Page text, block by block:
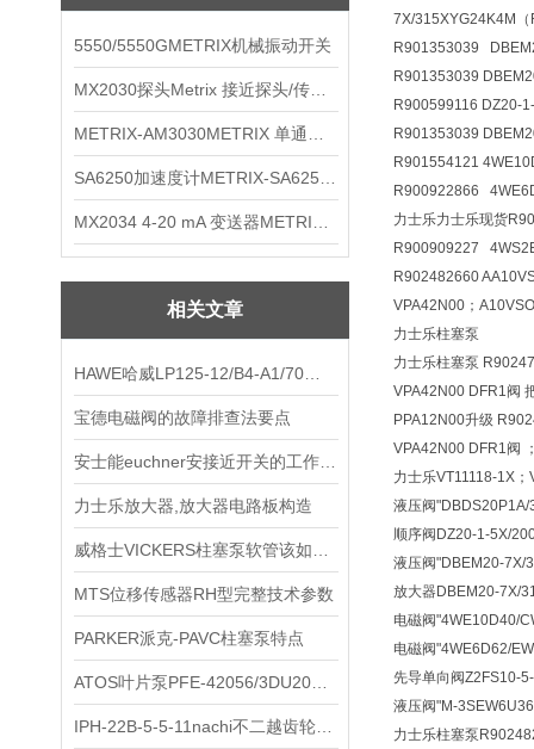
5550/5550GMETRIX机械振动开关
相关文章
宝德电磁阀的故障排查法要点
力士乐放大器,放大器电路板构造
MTS位移传感器RH型完整技术参数
PARKER派克-PAVC柱塞泵特点
7X/315XYG24K4M
R901353039
R901353039
R900599116 DZ20-
R901353039
R901554121
R900922866
力士乐力士乐现货
R900909227
R902482660
VPA42N00；
力士乐柱塞泵
力士乐柱塞泵
VPA42N00 DFR1阀
PPA12N00升级
VPA42N00 DFR1阀
力士乐VT11118-1X；
液压阀
顺序阀 DZ20-1-5X/
液压阀"DBEM20-7X/
放大器DBEM20-7X/
电磁阀"4WE10D40/
电磁阀"4WE6D62/
先导单向阀Z2FS10-
液压阀"M-
力士乐柱塞泵